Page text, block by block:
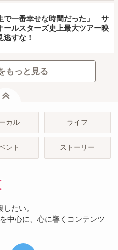
で一番幸せな時間だった」 サ
ールスターズ史上最大ツアー映
逃すな！
もっと見る
カル ライフ
ント ストーリー
たい。
中心に、心に響くコンテンツ